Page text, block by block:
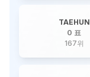
TAEHUN
0 표
167위